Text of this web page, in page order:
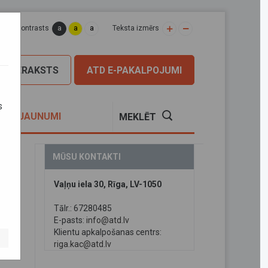
kontrasts a a a Teksta izmērs
ATD E-PAKALPOJUMI
PIERAKSTS
JAUNUMI MEKLĒT
MŪSU KONTAKTI
Vaļņu iela 30, Rīga, LV-1050
Tālr.: 67280485
E-pasts: info@atd.lv
Klientu apkalpošanas centrs:
riga.kac@atd.lv